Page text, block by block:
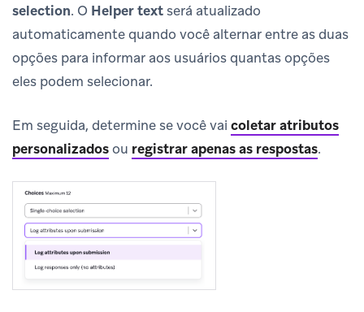
selection. O Helper textserá atualizado
automaticamente quando você alternar entre as duas
opções para informar aos usuários quantas opções
eles podem selecionar.
Em seguida, determine se você vai coletar atributos
personalizadosou registrar apenas as respostas.